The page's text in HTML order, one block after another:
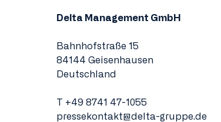
Delta Management GmbH
Bahnhofstraße 15
84144 Geisenhausen
Deutschland
T +49 8741 47-1055
pressekontakt@delta-gruppe.de